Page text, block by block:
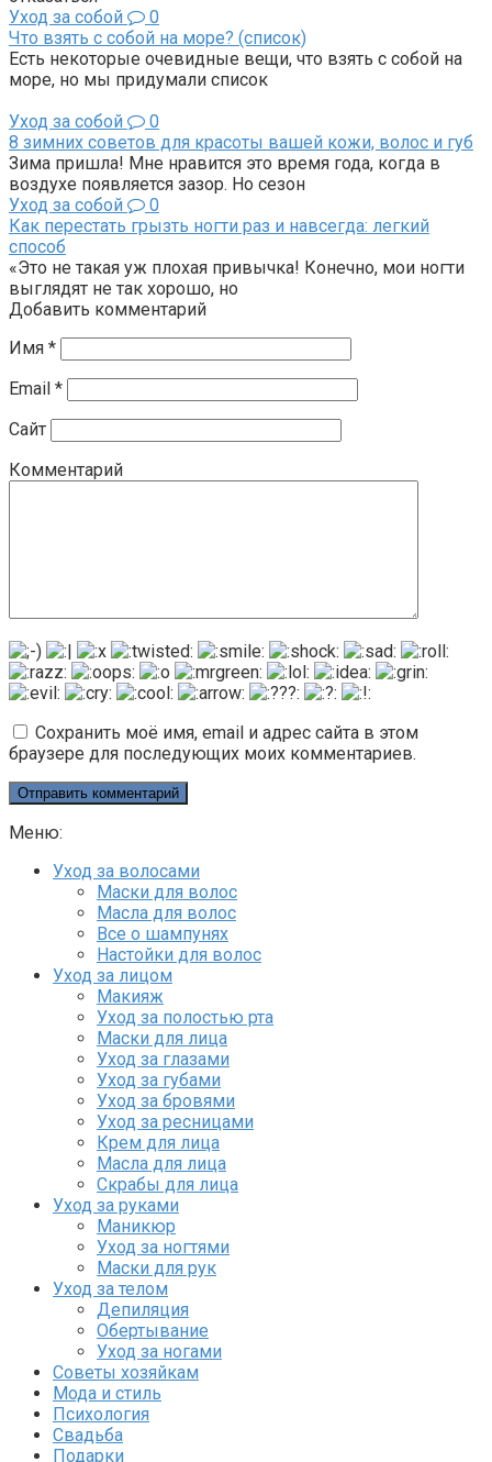
Уход за собой
0
Что взять с собой на море? (список)
Есть некоторые очевидные вещи, что взять с собой на
море, но мы придумали список
Уход за собой
0
8 зимних советов для красоты вашей кожи, волос и губ
Зима пришла! Мне нравится это время года, когда в
воздухе появляется зазор. Но сезон
Уход за собой
0
Как перестать грызть ногти раз и навсегда: легкий
способ
«Это не такая уж плохая привычка! Конечно, мои ногти
выглядят не так хорошо, но
Добавить комментарий
Имя *
Email *
Сайт
Комментарий
Сохранить моё имя, email и адрес сайта в этом
браузере для последующих моих комментариев.
Меню:
Уход за волосами
Маски для волос
Масла для волос
Все о шампунях
Настойки для волос
Уход за лицом
Макияж
Уход за полостью рта
Маски для лица
Уход за глазами
Уход за губами
Уход за бровями
Уход за ресницами
Крем для лица
Масла для лица
Скрабы для лица
Уход за руками
Маникюр
Уход за ногтями
Маски для рук
Уход за телом
Депиляция
Обертывание
Уход за ногами
Советы хозяйкам
Мода и стиль
Психология
Свадьба
Подарки